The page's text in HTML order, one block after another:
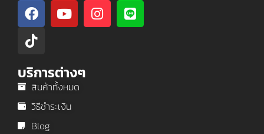
บริการต่างๆ
สินค้าทั้งหมด
วิธีชำระเงิน
Blog